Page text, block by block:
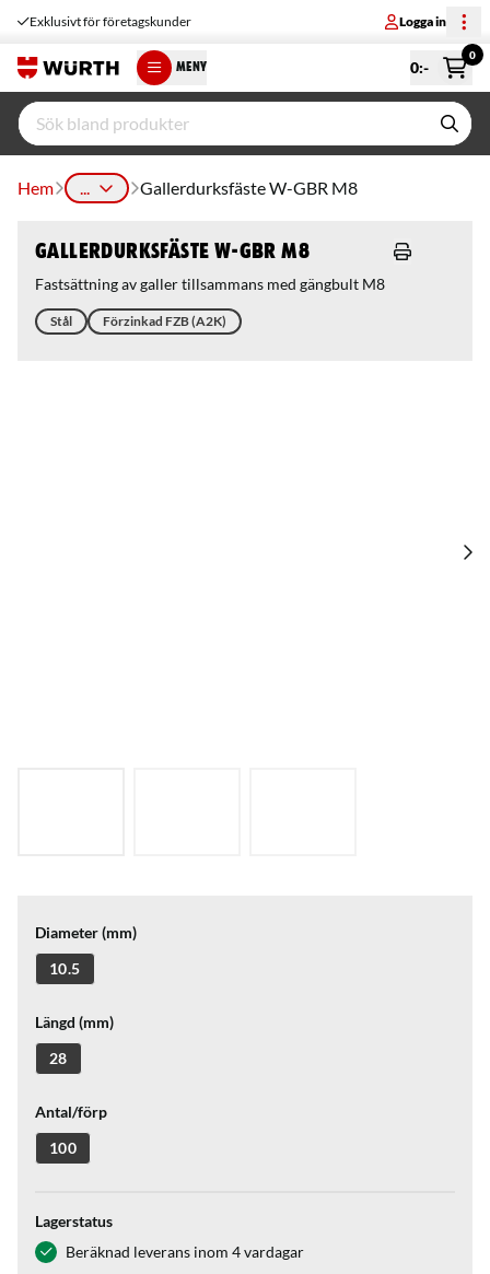
Exklusivt för företagskunder Logga in
MENY 0:-
0
Hem ... Gallerdurksfäste W-GBR M8
Gallerdurksfäste W-GBR M8
Fastsättning av galler tillsammans med gängbult M8
Stål Förzinkad FZB (A2K)
Diameter (mm)
10.5
Längd (mm)
28
Antal/förp
100
Lagerstatus
Beräknad leverans inom 4 vardagar